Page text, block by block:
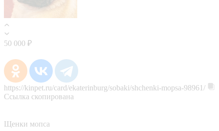
50 000 ₽
https://kinpet.ru/card/ekaterinburg/sobaki/shchenki-mopsa-98961/
Ссылка скопирована
Щенки мопса